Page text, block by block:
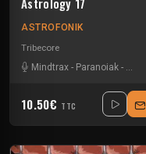
ASTROFONIK
Tribecore
Mindtrax - Paranoiak -
10.50€ TTC